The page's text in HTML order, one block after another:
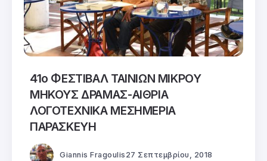
41ο ΦΕΣΤΙΒΑΛ ΤΑΙΝΙΩΝ ΜΙΚΡΟΥ
ΜΗΚΟΥΣ ΔΡΑΜΑΣ-ΑΙΘΡΙΑ
ΛΟΓΟΤΕΧΝΙΚΑ ΜΕΣΗΜΕΡΙΑ
ΠΑΡΑΣΚΕΥΗ
Giannis Fragoulis 27 Σεπτεμβρίου, 2018